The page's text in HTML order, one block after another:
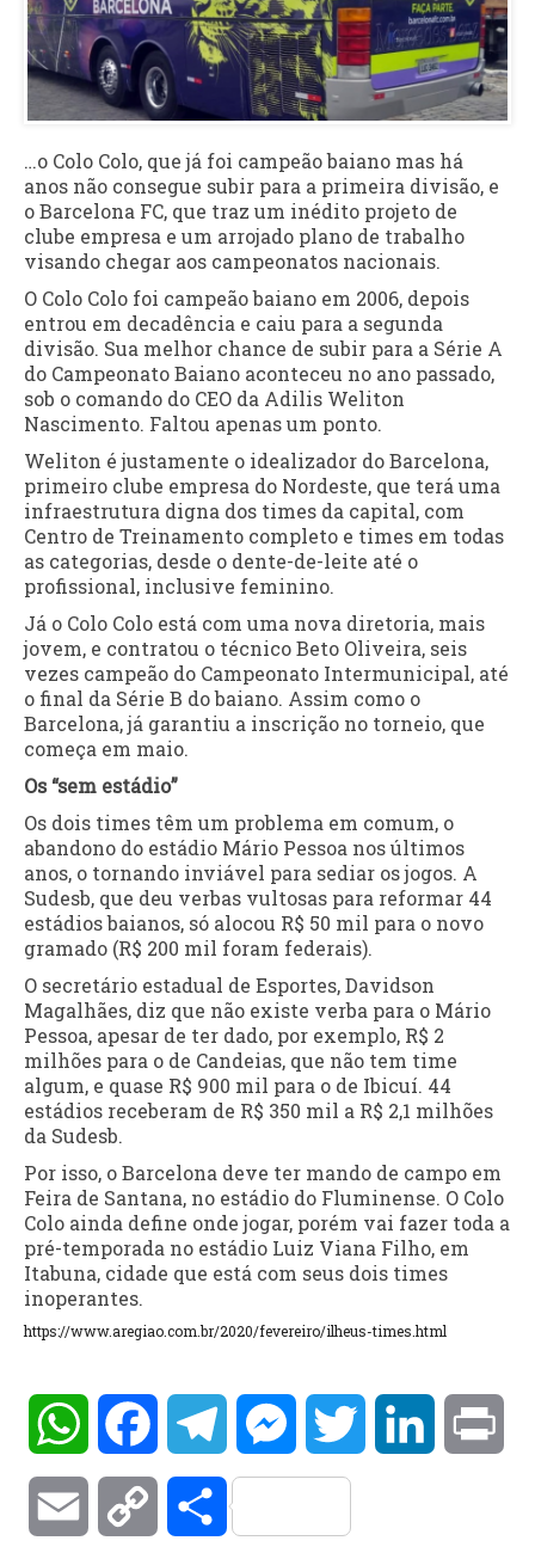
…o Colo Colo, que já foi campeão baiano mas há
anos não consegue subir para a primeira divisão, e
o Barcelona FC, que traz um inédito projeto de
clube empresa e um arrojado plano de trabalho
visando chegar aos campeonatos nacionais.
O Colo Colo foi campeão baiano em 2006, depois
entrou em decadência e caiu para a segunda
divisão. Sua melhor chance de subir para a Série A
do Campeonato Baiano aconteceu no ano passado,
sob o comando do CEO da Adilis Weliton
Nascimento. Faltou apenas um ponto.
Weliton é justamente o idealizador do Barcelona,
primeiro clube empresa do Nordeste, que terá uma
infraestrutura digna dos times da capital, com
Centro de Treinamento completo e times em todas
as categorias, desde o dente-de-leite até o
profissional, inclusive feminino.
Já o Colo Colo está com uma nova diretoria, mais
jovem, e contratou o técnico Beto Oliveira, seis
vezes campeão do Campeonato Intermunicipal, até
o final da Série B do baiano. Assim como o
Barcelona, já garantiu a inscrição no torneio, que
começa em maio.
Os “sem estádio”
Os dois times têm um problema em comum, o
abandono do estádio Mário Pessoa nos últimos
anos, o tornando inviável para sediar os jogos. A
Sudesb, que deu verbas vultosas para reformar 44
estádios baianos, só alocou R$ 50 mil para o novo
gramado (R$ 200 mil foram federais).
O secretário estadual de Esportes, Davidson
Magalhães, diz que não existe verba para o Mário
Pessoa, apesar de ter dado, por exemplo, R$ 2
milhões para o de Candeias, que não tem time
algum, e quase R$ 900 mil para o de Ibicuí. 44
estádios receberam de R$ 350 mil a R$ 2,1 milhões
da Sudesb.
Por isso, o Barcelona deve ter mando de campo em
Feira de Santana, no estádio do Fluminense. O Colo
Colo ainda define onde jogar, porém vai fazer toda a
pré-temporada no estádio Luiz Viana Filho, em
Itabuna, cidade que está com seus dois times
inoperantes.
https://www.aregiao.com.br/2020/fevereiro/ilheus-times.html
WhatsAppFacebookTelegramMessengerTwitter LinkedIn
Email Copy Compartilhar